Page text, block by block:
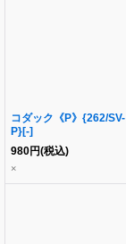
コダック《P》{262/SV-
P}[-]
980円(税込)
×